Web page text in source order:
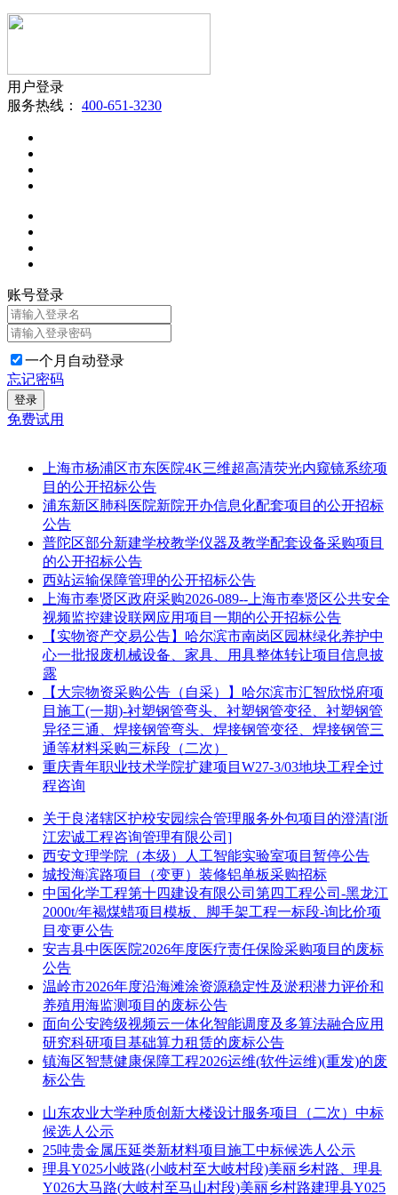
用户登录
服务热线： 400-651-3230
账号登录
一个月自动登录
忘记密码
登录
免费试用
上海市杨浦区市东医院4K三维超高清荧光内窥镜系统项
目的公开招标公告
浦东新区肺科医院新院开办信息化配套项目的公开招标
公告
普陀区部分新建学校教学仪器及教学配套设备采购项目
的公开招标公告
西站运输保障管理的公开招标公告
上海市奉贤区政府采购2026-089--上海市奉贤区公共安全
视频监控建设联网应用项目一期的公开招标公告
【实物资产交易公告】哈尔滨市南岗区园林绿化养护中
心一批报废机械设备、家具、用具整体转让项目信息披
露
【大宗物资采购公告（自采）】哈尔滨市汇智欣悦府项
目施工(一期)-衬塑钢管弯头、衬塑钢管变径、衬塑钢管
异径三通、焊接钢管弯头、焊接钢管变径、焊接钢管三
通等材料采购三标段（二次）
重庆青年职业技术学院扩建项目W27-3/03地块工程全过
程咨询
关于良渚辖区护校安园综合管理服务外包项目的澄清[浙
江宏诚工程咨询管理有限公司]
西安文理学院（本级）人工智能实验室项目暂停公告
城投海滨路项目（变更）装修铝单板采购招标
中国化学工程第十四建设有限公司第四工程公司-黑龙江
2000t/年褐煤蜡项目模板、脚手架工程一标段-询比价项
目变更公告
安吉县中医医院2026年度医疗责任保险采购项目的废标
公告
温岭市2026年度沿海滩涂资源稳定性及淤积潜力评价和
养殖用海监测项目的废标公告
面向公安跨级视频云一体化智能调度及多算法融合应用
研究科研项目基础算力租赁的废标公告
镇海区智慧健康保障工程2026运维(软件运维)(重发)的废
标公告
山东农业大学种质创新大楼设计服务项目（二次）中标
候选人公示
25吨贵金属压延类新材料项目施工中标候选人公示
理县Y025小岐路(小岐村至大岐村段)美丽乡村路、理县
Y026大马路(大岐村至马山村段)美丽乡村路建理县Y025